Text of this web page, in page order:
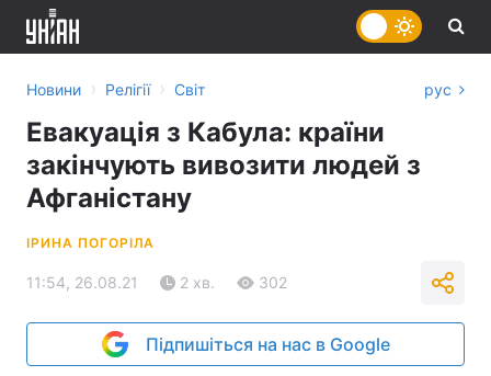
Новини › Релігії › Світ рус
Евакуація з Кабула: країни
закінчують вивозити людей з
Афганістану
ІРИНА ПОГОРІЛА
11:54, 26.08.21 2 хв. 302
Підпишіться на нас в Google